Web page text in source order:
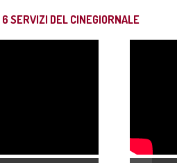
6 SERVIZI DEL CINEGIORNALE